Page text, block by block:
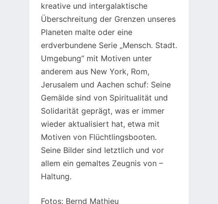
kreative und intergalaktische
Überschreitung der Grenzen unseres
Planeten malte oder eine
erdverbundene Serie „Mensch. Stadt.
Umgebung“ mit Motiven unter
anderem aus New York, Rom,
Jerusalem und Aachen schuf: Seine
Gemälde sind von Spiritualität und
Solidarität geprägt, was er immer
wieder aktualisiert hat, etwa mit
Motiven von Flüchtlingsbooten.
Seine Bilder sind letztlich und vor
allem ein gemaltes Zeugnis von –
Haltung.
Fotos: Bernd Mathieu